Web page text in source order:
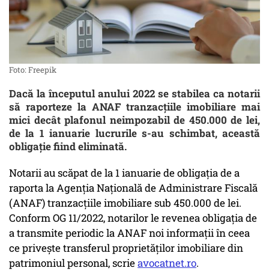
Foto: Freepik
Dacă la începutul anului 2022 se stabilea ca notarii
să raporteze la ANAF tranzacțiile imobiliare mai
mici decât plafonul neimpozabil de 450.000 de lei,
de la 1 ianuarie lucrurile s-au schimbat, această
obligație fiind eliminată.
Notarii au scăpat de la 1 ianuarie de obligația de a
raporta la Agenția Națională de Administrare Fiscală
(ANAF) tranzacțiile imobiliare sub 450.000 de lei.
Conform OG 11/2022, notarilor le revenea obligația de
a transmite periodic la ANAF noi informații în ceea
ce privește transferul proprietăților imobiliare din
patrimoniul personal, scrieavocatnet.ro.